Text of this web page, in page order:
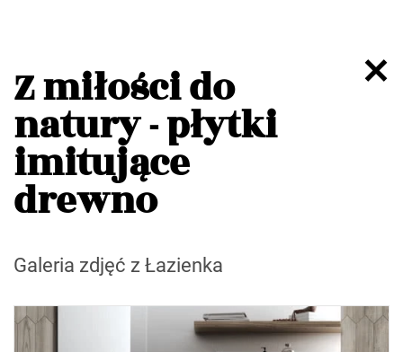
Z miłości do
natury - płytki
imitujące
drewno
Galeria zdjęć z Łazienka